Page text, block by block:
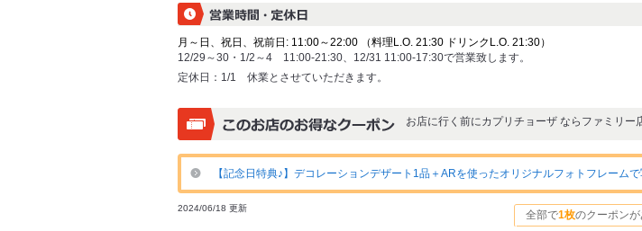
月～日、祝日、祝前日: 11:00～22:00 （料理L.O. 21:30 ドリンクL.O. 21:30）
12/29～30・1/2～4 11:00-21:30、12/31 11:00-17:30で営業致します。
定休日： 1/1 休業とさせていただきます。
お店に行く前にカプリチョーザ ならファミリー
【記念日特典♪】デコレーションデザート1品＋ARを使ったオリジナルフォトフレーム
全部で1枚のクーポンが
2024/06/18 更新